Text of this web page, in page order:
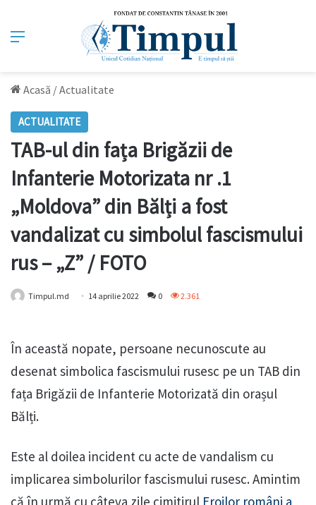
Meniu
Acasă /Actualitate
ACTUALITATE
TAB-ul din fața Brigăzii de
Infanterie Motorizata nr .1
„Moldova” din Bălți a fost
vandalizat cu simbolul fascismului
rus – „Z” / FOTO
Timpul.md 14 aprilie 2022 0 2.361
În această nopate, persoane necunoscute au
desenat simbolica fascismului rusesc pe un TAB din
fața Brigăzii de Infanterie Motorizată din orașul
Bălți.
Este al doilea incident cu acte de vandalism cu
implicarea simbolurilor fascismului rusesc. Amintim